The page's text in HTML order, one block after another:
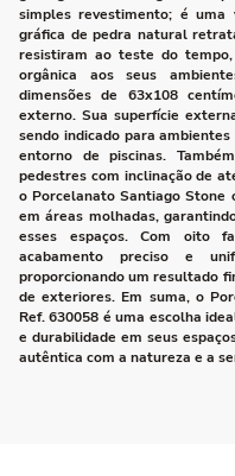
simples revestimento; é
gráfica de pedra natural
resistiram ao teste do tempo,
orgânica aos seus
dimensões de 63x108
externo. Sua superfície
sendo indicado para
entorno de piscinas.
pedestres com inclinação de
o Porcelanato Santiago Stone
em áreas molhadas,
esses espaços. Com oito
acabamento preciso e
proporcionando um resultado
de exteriores. Em suma, o
Ref. 630058 é uma escolha
e durabilidade em seus
autêntica com a natureza e a